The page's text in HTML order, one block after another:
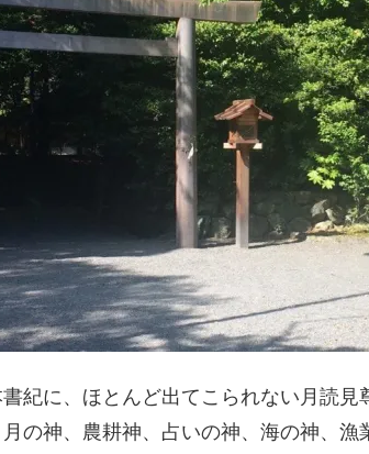
紀に、ほとんど出てこられない月読見
の神、農耕神、占いの神、海の神、漁